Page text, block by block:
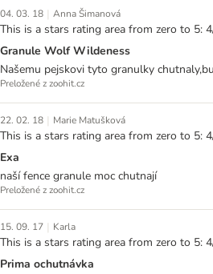
04. 03. 18 | Anna Šimanová
This is a stars rating area from zero to 5:
Granule Wolf Wildeness
Našemu pejskovi tyto granulky
Preložené z zoohit.cz
22. 02. 18 | Marie Matušková
This is a stars rating area from zero to 5:
Exa
naší fence granule moc chutnají
Preložené z zoohit.cz
15. 09. 17 | Karla
This is a stars rating area from zero to 5:
Prima ochutnávka